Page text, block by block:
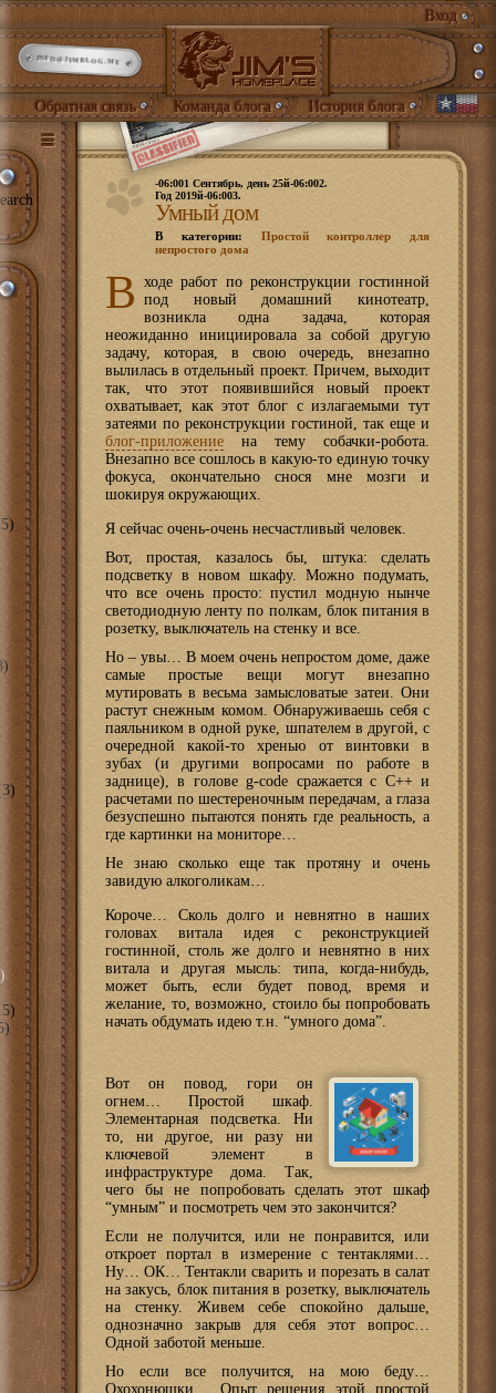
Вход
INFO@JIMBLOG.ME
Обратная связь Команда блога История блога
-06:001 Сентябрь, день 25й-06:002.
Год 2019й-06:003.
Умный дом
В категории: Простой контроллер для
непростого дома
В
ходе работ по реконструкции гостинной
под новый домашний кинотеатр,
возникла одна задача, которая
неожиданно инициировала за собой другую
задачу, которая, в свою очередь, внезапно
вылилась в отдельный проект. Причем, выходит
так, что этот появившийся новый проект
охватывает, как этот блог с излагаемыми тут
затеями по реконструкции гостиной, так еще и
блог-приложение на тему собачки-робота.
Внезапно все сошлось в какую-то единую точку
фокуса, окончательно снося мне мозги и
шокируя окружающих.
Я сейчас очень-очень несчастливый человек.
Вот, простая, казалось бы, штука: сделать
подсветку в новом шкафу. Можно подумать,
что все очень просто: пустил модную нынче
светодиодную ленту по полкам, блок питания в
розетку, выключатель на стенку и все.
Но – увы… В моем очень непростом доме, даже
самые простые вещи могут внезапно
мутировать в весьма замысловатые затеи. Они
растут снежным комом. Обнаруживаешь себя с
паяльником в одной руке, шпателем в другой, с
очередной какой-то хренью от винтовки в
зубах (и другими вопросами по работе в
заднице), в голове g-code сражается с С++ и
расчетами по шестереночным передачам, а глаза
безуспешно пытаются понять где реальность, а
где картинки на мониторе…
Не знаю сколько еще так протяну и очень
завидую алкоголикам…
Короче… Сколь долго и невнятно в наших
головах витала идея с реконструкцией
гостинной, столь же долго и невнятно в них
витала и другая мысль: типа, когда-нибудь,
может быть, если будет повод, время и
желание, то, возможно, стоило бы попробовать
начать обдумать идею т.н. “умного дома”.
Вот он повод, гори он
огнем… Простой шкаф.
Элементарная подсветка. Ни
то, ни другое, ни разу ни
ключевой элемент в
инфраструктуре дома. Так,
чего бы не попробовать сделать этот шкаф
“умным” и посмотреть чем это закончится?
Если не получится, или не понравится, или
откроет портал в измерение с тентаклями…
Ну… ОК… Тентакли сварить и порезать в салат
на закусь, блок питания в розетку, выключатель
на стенку. Живем себе спокойно дальше,
однозначно закрыв для себя этот вопрос…
Одной заботой меньше.
Но если все получится, на мою беду…
Охохонюшки… Опыт решения этой простой